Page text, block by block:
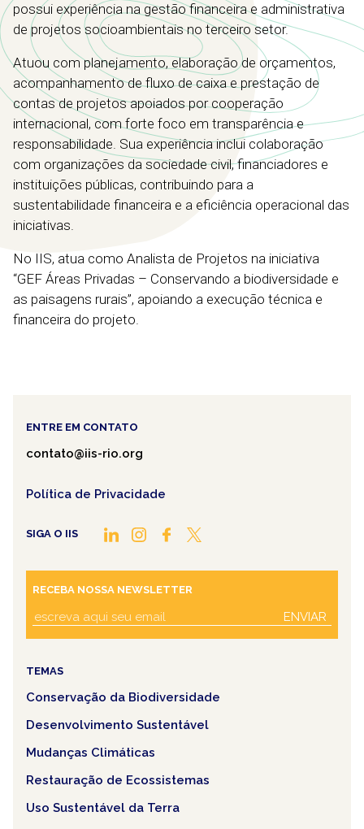
possui experiência na gestão financeira e administrativa
de projetos socioambientais no terceiro setor.
Atuou com planejamento, elaboração de orçamentos,
acompanhamento de fluxo de caixa e prestação de
contas de projetos apoiados por cooperação
internacional, com forte foco em transparência e
responsabilidade. Sua experiência inclui colaboração
com organizações da sociedade civil, financiadores e
instituições públicas, contribuindo para a
sustentabilidade financeira e a eficiência operacional das
iniciativas.
No IIS, atua como Analista de Projetos na iniciativa
“GEF Áreas Privadas – Conservando a biodiversidade e
as paisagens rurais”, apoiando a execução técnica e
financeira do projeto.
ENTRE EM CONTATO
contato@iis-rio.org
Política de Privacidade
SIGA O IIS
RECEBA NOSSA NEWSLETTER
ENVIAR
TEMAS
Conservação da Biodiversidade
Desenvolvimento Sustentável
Mudanças Climáticas
Restauração de Ecossistemas
Uso Sustentável da Terra